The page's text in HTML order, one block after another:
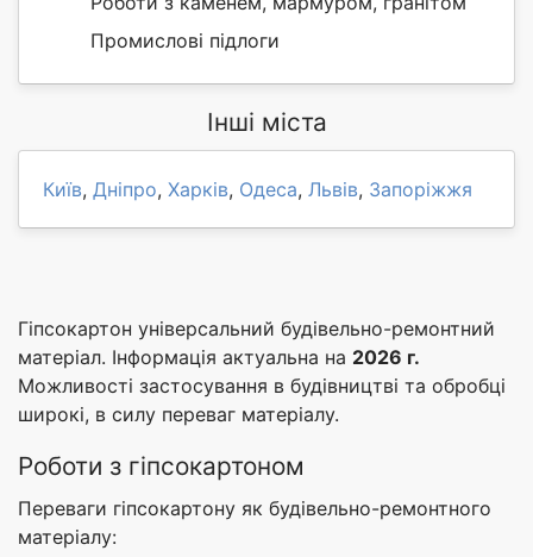
Промислові підлоги
Інші міста
Київ, Дніпро, Харків, Одеса, Львів, Запоріжжя
Гіпсокартон універсальний будівельно-ремонтний
матеріал. Інформація актуальна на 2026 г.
Можливості застосування в будівництві та обробці
широкі, в силу переваг матеріалу.
Роботи з гіпсокартоном
Переваги гіпсокартону як будівельно-ремонтного
матеріалу: